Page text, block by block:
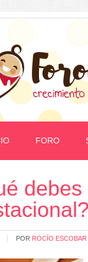
FORO
POR ROCÍO ESCOBAR